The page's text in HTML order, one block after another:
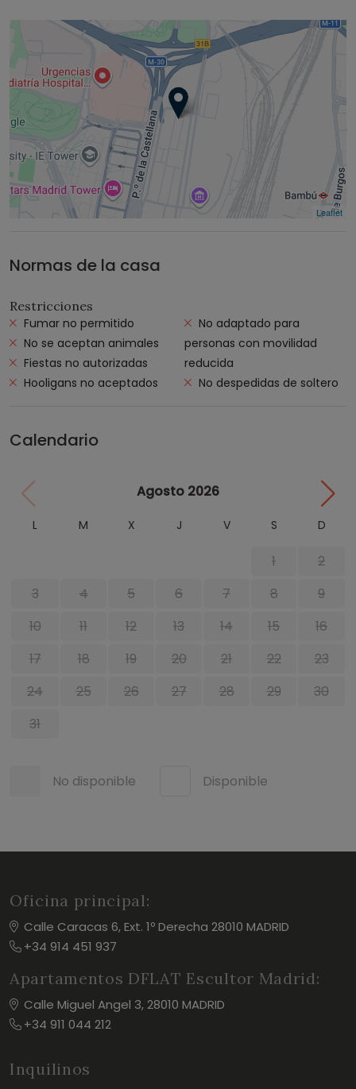
Leaflet
Normas de la casa
Restricciones
Fumar no permitido
No se aceptan animales
Fiestas no autorizadas
Hooligans no aceptados
personas con movilidad
reducida
No despedidas de soltero
Calendario
Agosto 2026
L M X J V S D
1
2
3
4 5 6 7 8
9
10
11 12 13 14 15
16
17
18 19 20 21 22
23
24
25 26 27 28 29
30
31
No disponible Disponible
Oficina principal:
Calle Caracas 6, Ext. 1º Derecha 28010 MADRID
+34 914 451 937
Apartamentos DFLAT Escultor Madrid:
Calle Miguel Angel 3, 28010 MADRID
+34 911 044 212
Inquilinos